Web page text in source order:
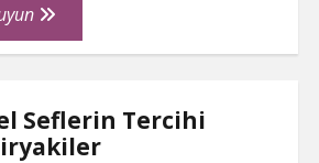
internet
forumları
Seflerin Tercihi